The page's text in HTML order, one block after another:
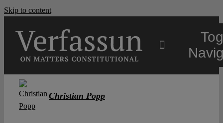
Skip to content
Christian Popp